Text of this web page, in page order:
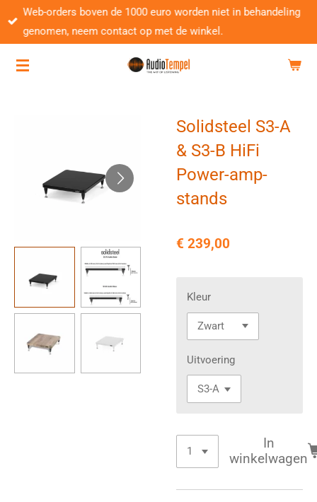
Ga
direct
de
Web-orders boven de 1000 euro worden niet in behandeling
genomen, neem contact op met de winkel.
Solidsteel S3-A
& S3-B HiFi
Power-amp-
stands
€ 239,00
Kleur
Uitvoering
In
winkelwagen